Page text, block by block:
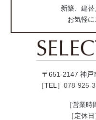
新築、建
お気軽に
〒651-2147 神
［TEL］ 078-925-
［営業
［定休